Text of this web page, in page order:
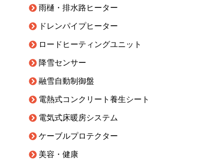
雨樋・排水路ヒーター
ドレンパイプヒーター
ロードヒーティングユニット
降雪センサー
融雪自動制御盤
電熱式コンクリート養生シート
電気式床暖房システム
ケーブルプロテクター
美容・健康